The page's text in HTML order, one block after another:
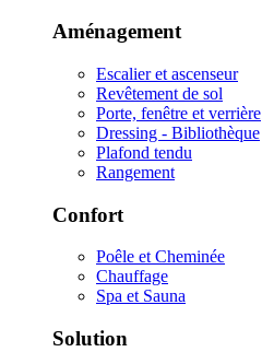
Aménagement
Escalier et ascenseur
Revêtement de sol
Porte, fenêtre et verrière
Dressing - Bibliothèque
Plafond tendu
Rangement
Confort
Poêle et Cheminée
Chauffage
Spa et Sauna
Solution